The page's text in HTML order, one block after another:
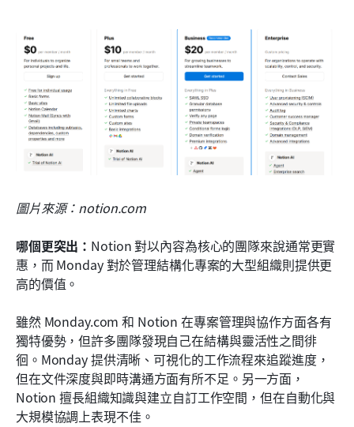
圖片來源：notion.com
哪個更突出： Notion 對以內容為核心的團隊來說通常更實
惠，而 Monday 對於管理結構化專案的大型組織則提供更
高的價值。
雖然 Monday.com 和 Notion 在專案管理與協作方面各有
獨特優勢，但許多團隊發現自己在結構與靈活性之間徘
徊。Monday 提供清晰、可視化的工作流程來追蹤進度，
但在文件深度與即時溝通方面有所不足。另一方面，
Notion 擅長組織知識與建立自訂工作空間，但在自動化與
大規模協調上表現不佳。